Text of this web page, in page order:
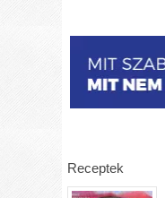
Receptek